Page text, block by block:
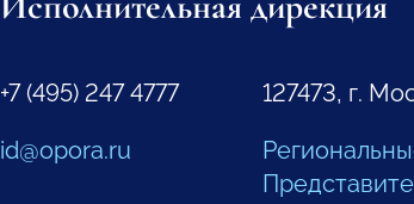
+7 (495) 247 4777
id@opora.ru
127473, г.